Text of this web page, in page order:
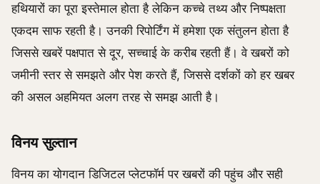
हथियारों का पूरा इस्तेमाल होता है लेकिन कच्चे तथ्य और निष्पक्षता
एकदम साफ रहती है। उनकी रिपोर्टिंग में हमेशा एक संतुलन होता है
जिससे खबरें पक्षपात से दूर, सच्चाई के करीब रहती हैं। वे खबरों को
जमीनी स्तर से समझते और पेश करते हैं, जिससे दर्शकों को हर खबर
की असल अहमियत अलग तरह से समझ आती है।
विनय सुल्तान
विनय का योगदान डिजिटल प्लेटफॉर्म पर खबरों की पहुंच और सही